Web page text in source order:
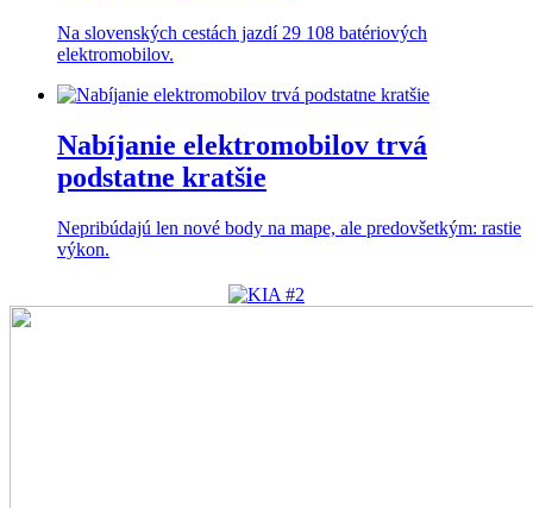
Na slovenských cestách jazdí 29 108 batériových
elektromobilov.
Nabíjanie elektromobilov trvá
podstatne kratšie
Nepribúdajú len nové body na mape, ale predovšetkým: rastie
výkon.